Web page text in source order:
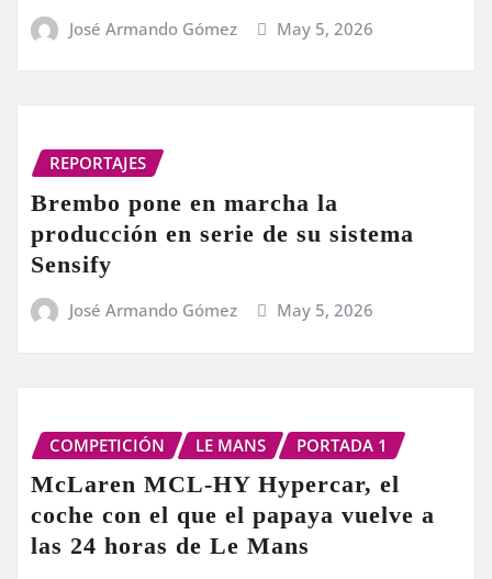
José Armando Gómez May 5, 2026
REPORTAJES
Brembo pone en marcha la
producción en serie de su sistema
Sensify
José Armando Gómez May 5, 2026
COMPETICIÓN LE MANS PORTADA 1
McLaren MCL-HY Hypercar, el
coche con el que el papaya vuelve a
las 24 horas de Le Mans